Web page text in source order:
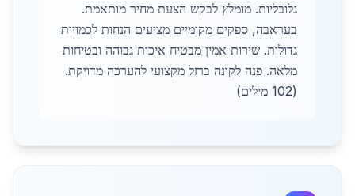
גלובליות. מומלץ לבקש הצעת מחיר מותאמת.
בעראבה, ספקים מקומיים מציעים הנחות לכמויות
גדולות. שירות אמין מבטיח איכות גבוהה ובטיחות
מלאה. פנה לקונה ברזל מקצועי להערכה מדויקת.
(102 מילים)